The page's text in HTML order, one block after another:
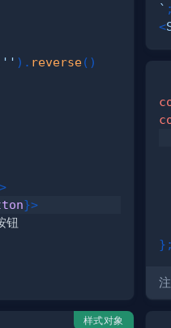
'' ) . reverse( )
>
}>
` ;
<
} ;
样式对象